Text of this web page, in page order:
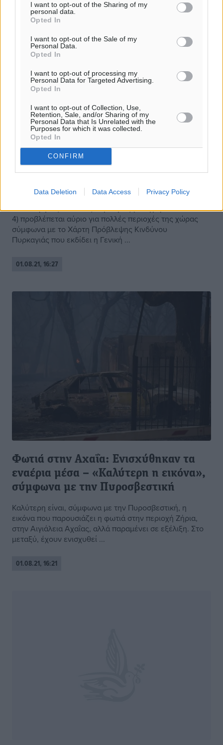
I want to opt-out of the Sharing of my
personal data.
Opted In
I want to opt-out of the Sale of my
Personal Data.
Opted In
I want to opt-out of processing my
Personal Data for Targeted Advertising.
Opted In
I want to opt-out of Collection, Use,
Retention, Sale, and/or Sharing of my
Personal Data that Is Unrelated with the
Purposes for which it was collected.
Opted In
CONFIRM
Data Deletion Data Access Privacy Policy
Πολύ υψηλός κίνδυνος πυρκαγιάς την
Δευτέρα στις ΠΕ Ρόδου, Καρπάθου,
Κάσου,Κω και Καλύμνου
Πολύ υψηλός κίνδυνος πυρκαγιάς (κατηγορία κινδύνου
4) προβλέπεται αύριο για πολλές περιοχές της χώρας
σύμφωνα με το Χάρτη Πρόβλεψης Κινδύνου
Πυρκαγιάς που εκδίδει η Γενική ...
01.08.21, 16:27
Φωτιά στην Αχαΐα: Ενισχύθηκαν τα
εναέρια μέσα – «Καλύτερη η εικόνα»,
σύμφωνα με την Πυροσβεστική
Καλύτερη είναι, σύμφωνα με την Πυροσβεστική, η
εικόνα που παρουσιάζει η φωτιά στην περιοχή Ζήρια,
στην Αιγιάλεια Αχαΐας, αλλά παραμένει σε εξέλιξη. Στο
μεταξύ, έχουν ενισχυθεί ...
01.08.21, 16:21